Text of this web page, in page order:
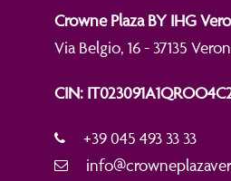
Crowne Plaza BY IHG
Via Belgio, 16 - 37135
CIN:
+39 045 493 33 33